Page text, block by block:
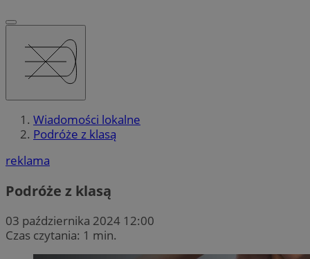
Wiadomości lokalne
Podróże z klasą
reklama
Podróże z klasą
03 października 2024 12:00
Czas czytania: 1 min.